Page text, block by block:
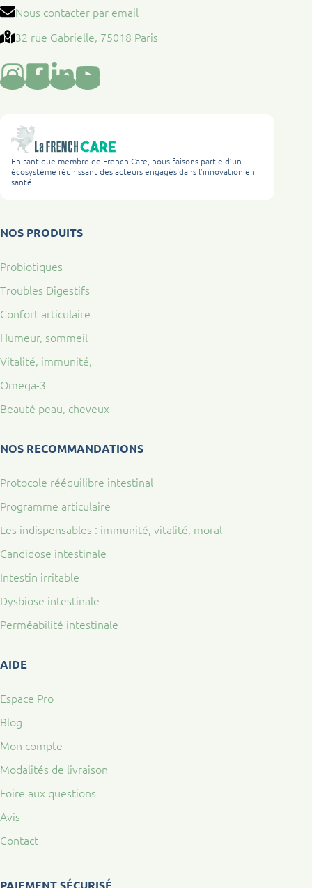
Nous contacter par email
32 rue Gabrielle, 75018 Paris
En tant que membre de French Care, nous faisons partie d’un
écosystème réunissant des acteurs engagés dans l’innovation en
santé.
NOS PRODUITS
Probiotiques
Troubles Digestifs
Confort articulaire
Humeur, sommeil
Vitalité, immunité,
Omega-3
Beauté peau, cheveux
NOS RECOMMANDATIONS
Protocole rééquilibre intestinal
Programme articulaire
Les indispensables : immunité, vitalité, moral
Candidose intestinale
Intestin irritable
Dysbiose intestinale
Perméabilité intestinale
AIDE
Espace Pro
Blog
Mon compte
Modalités de livraison
Foire aux questions
Avis
Contact
PAIEMENT SÉCURISÉ